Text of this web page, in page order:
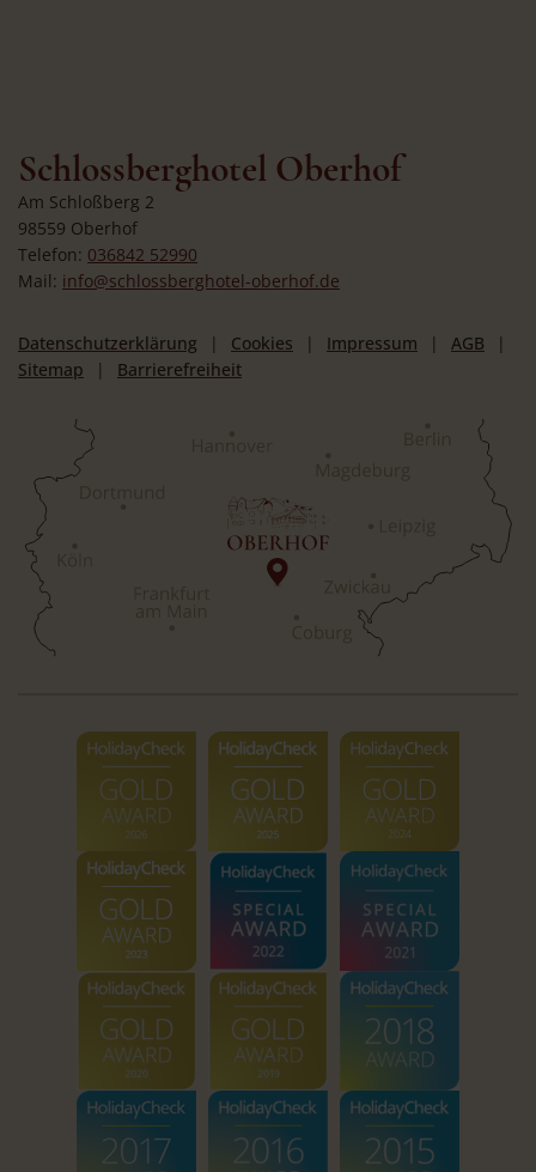
Schlossberghotel Oberhof
Am Schloßberg 2
98559 Oberhof
Telefon: 036842 52990
Mail: info@schlossberghotel-oberhof.de
Datenschutzerklärung Cookies Impressum
AGB
Sitemap
Barrierefreiheit